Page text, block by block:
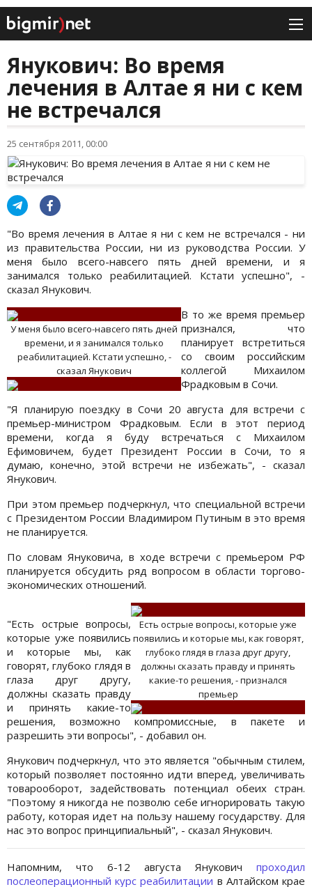
Янукович: Во время
лечения в Алтае я ни с кем
не встречался
25 сентября 2011, 00:00
"Во время лечения в Алтае я ни с кем не встречался - ни
из правительства России, ни из руководства России. У
меня было всего-навсего пять дней времени, и я
занимался только реабилитацией. Кстати успешно", -
сказал Янукович.
У меня было всего-навсего пять дней
времени, и я занимался только
реабилитацией. Кстати успешно, -
сказал Янукович
В то же время премьер
признался, что
планирует встретиться
со своим российским
коллегой Михаилом
Фрадковым в Сочи.
"Я планирую поездку в Сочи 20 августа для встречи с
премьер-министром Фрадковым. Если в этот период
времени, когда я буду встречаться с Михаилом
Ефимовичем, будет Президент России в Сочи, то я
думаю, конечно, этой встречи не избежать", - сказал
Янукович.
При этом премьер подчеркнул, что специальной встречи
с Президентом России Владимиром Путиным в это время
не планируется.
По словам Януковича, в ходе встречи с премьером РФ
планируется обсудить ряд вопросом в области торгово-
экономических отношений.
Есть острые вопросы, которые уже
появились и которые мы, как говорят,
глубоко глядя в глаза друг другу,
должны сказать правду и принять
какие-то решения, - признался
премьер
"Есть острые вопросы,
которые уже появились
и которые мы, как
говорят, глубоко глядя в
глаза друг другу,
должны сказать правду
и принять какие-то
решения, возможно компромиссные, в пакете и
разрешить эти вопросы", - добавил он.
Янукович подчеркнул, что это является "обычным стилем,
который позволяет постоянно идти вперед, увеличивать
товарооборот, задействовать потенциал обеих стран.
"Поэтому я никогда не позволю себе игнорировать такую
работу, которая идет на пользу нашему государству. Для
нас это вопрос принципиальный", - сказал Янукович.
Напомним, что 6-12 августа Янукович проходил
послеоперационный курс реабилитации в Алтайском крае